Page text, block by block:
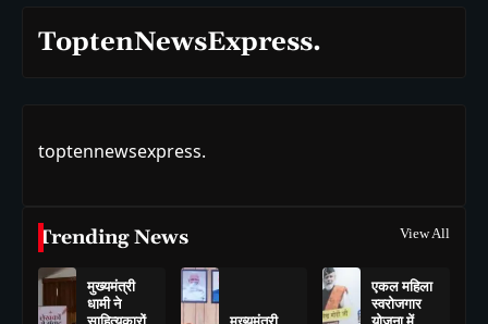
ToptenNewsExpress.
toptennewsexpress.
Trending News View All
मुख्यमंत्री
धामी ने
एकल महिला
स्वरोजगार